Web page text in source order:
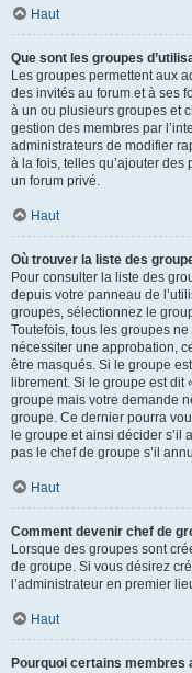
Haut
Que sont les groupes
Les groupes permettent aux
des invités au forum et à ses
à un ou plusieurs groupes et
gestion des membres par
administrateurs de modifier
à la fois, telles qu’ajouter
un forum privé.
Haut
Où trouver la liste des
Pour consulter la liste des
depuis votre panneau de
groupes, sélectionnez le
Toutefois, tous les groupes
nécessiter une approbation,
être masqués. Si le groupe
librement. Si le groupe est dit
groupe mais votre demande
groupe. Ce dernier pourra
le groupe et ainsi décider s’il
pas le chef de groupe s’il
Haut
Comment devenir chef de
Lorsque des groupes sont
de groupe. Si vous désirez
l’administrateur en premier
Haut
Pourquoi certains membres